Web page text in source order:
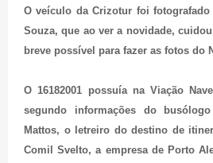
O veículo da Crizotur foi
Souza, que ao ver a novidade,
breve possível para fazer as fotos do
O 16182001 possuía na Viação
segundo informações do busólogo
Mattos, o letreiro do destino de
Comil Svelto, a empresa de Porto